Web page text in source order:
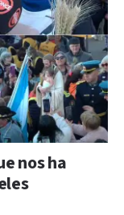
nos ha